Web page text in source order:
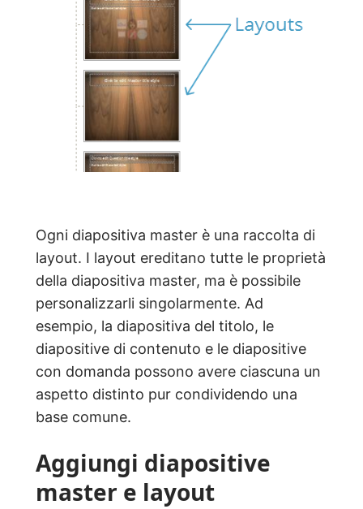
Ogni diapositiva master è una raccolta di
layout. I layout ereditano tutte le proprietà
della diapositiva master, ma è possibile
personalizzarli singolarmente. Ad
esempio, la diapositiva del titolo, le
diapositive di contenuto e le diapositive
con domanda possono avere ciascuna un
aspetto distinto pur condividendo una
base comune.
Aggiungi diapositive
master e layout